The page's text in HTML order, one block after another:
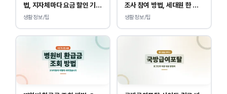
법, 지자체마다 요금 할인 기준
이 다릅니다.
생활정보/팁
조사 참여 방법, 세대원 한 명
만 하면 됩니다.
생활정보/팁